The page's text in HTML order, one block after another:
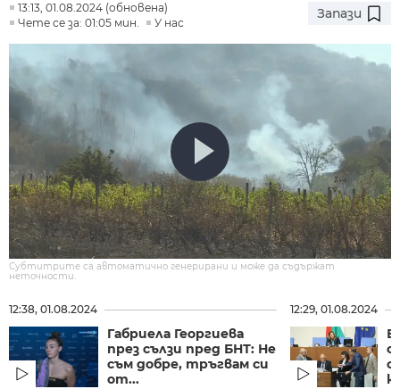
13:13, 01.08.2024 (обновена)
Чете се за: 01:05 мин.
У нас
Запази
Субтитрите са автоматично генерирани и може да съдържат
неточности.
12:38, 01.08.2024
Габриела Георгиева
през сълзи пред БНТ: Не
съм добре, тръгвам си
от...
12:29, 01.08.2024
В